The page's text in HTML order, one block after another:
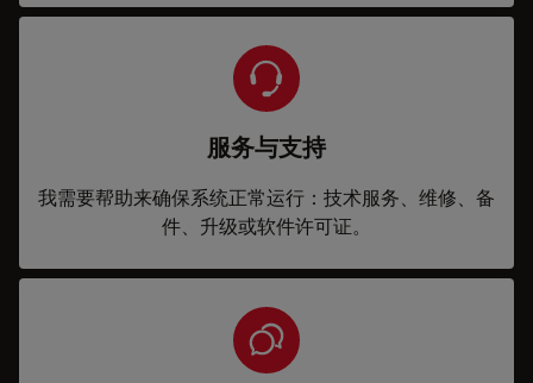
服务与支持
我需要帮助来确保系统正常运行：技术服务、维修、备
件、升级或软件许可证。